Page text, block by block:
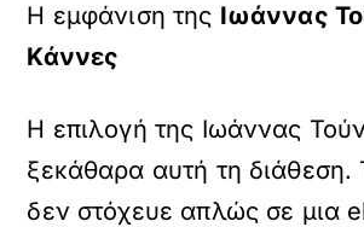
Η εμφάνιση της Ιωάννας
Κάννες
Η επιλογή της Ιωάννας
ξεκάθαρα αυτή τη διάθεση.
δεν στόχευε απλώς σε μια